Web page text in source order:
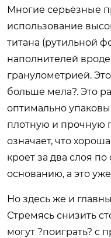
Многие серьёзные
использование
титана (рутильной
наполнителей
гранулометрией.
больше мела?. Это
оптимально
плотную и прочную
означает, что
кроет за два слоя
основанию, а это
Но здесь же и
Стремясь снизить
могут ?поиграть? с